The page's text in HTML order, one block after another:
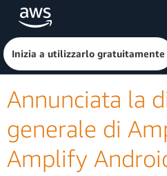
Passa al contenuto principale
Fai clic qui per tornare
Inizia a utilizzarlo gratuitamente
Annunciata la
generale di
Amplify